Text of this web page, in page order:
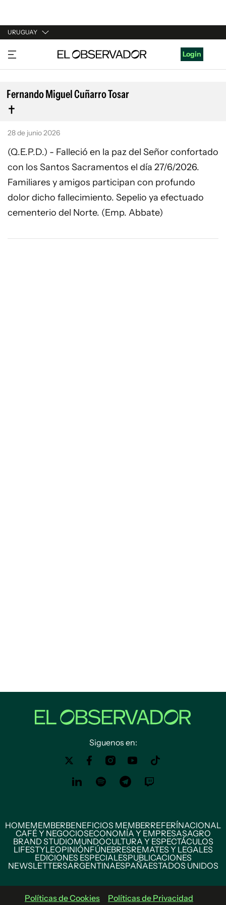
URUGUAY
URUGUAY
ARGENTINA
ESPAÑA
ESTADOS UNIDOS
Login
Fernando Miguel Cuñarro Tosar
28 de junio 2026
(Q.E.P.D.) - Falleció en la paz del Señor confortado
con los Santos Sacramentos el día 27/6/2026.
Familiares y amigos participan con profundo
dolor dicho fallecimiento. Sepelio ya efectuado
cementerio del Norte. (Emp. Abbate)
Siguenos en:
HOMEMEMBERBENEFICIOS MEMBERREFERÍNACIONAL
CAFÉ Y NEGOCIOSECONOMÍA Y EMPRESASAGRO
BRAND STUDIOMUNDOCULTURA Y ESPECTÁCULOS
LIFESTYLEOPINIÓNFÚNEBRESREMATES Y LEGALES
EDICIONES ESPECIALESPUBLICACIONES
NEWSLETTERSARGENTINAESPAÑAESTADOS UNIDOS
Políticas de Cookies Políticas de Privacidad